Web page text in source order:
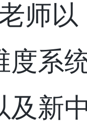
师
度系
及新